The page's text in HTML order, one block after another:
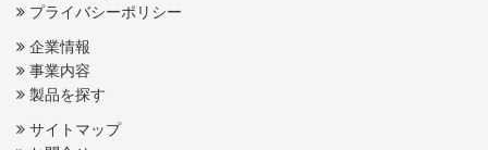
プライバシーポリシー
企業情報
事業内容
製品を探す
サイトマップ